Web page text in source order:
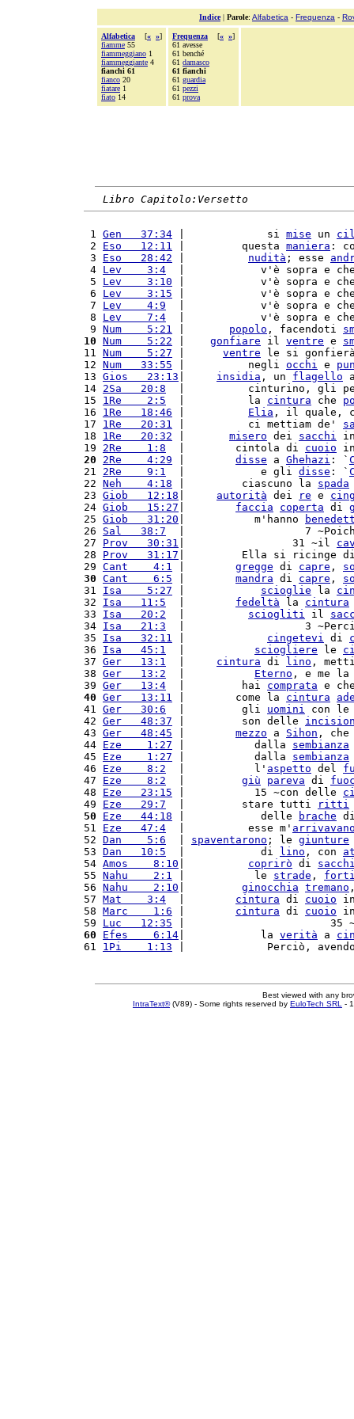
Indice| Parole: Alfabetica - Frequenza -
Alfabetica [« »]
fiamme 55
fiammeggiano 1
fiammeggiante 4
fianchi 61
fianco 20
fiatare 1
fiato 14
Frequenza [« »]
61 avesse
61 benché
61 damasco
61 fianchi
61 guardia
61 pezzi
61 prova
Libro Capitolo:Versetto
1 Gen   37:34 |             si mise un
2 Eso   12:11 |         questa maniera :
3 Eso   28:42 nudità ; esse
4 Lev    3:4
|            v'è sopra e
5 Lev    3:10 |            v'è sopra e
6 Lev    3:15 |            v'è sopra e
7 Lev    4:9
|            v'è sopra e
8 Lev    7:4
|            v'è sopra e
9 Num    5:21 popolo , facendoti
10 Num    5:22 gonfiare il ventre e
11 Num    5:27 ventre le si
12 Num   33:55 |          negli occhi e
13 Gios   23:13 insidia , un flagello
14 2Sa   20:8
|          cinturino, gli
15 1Re    2:5
  |          la
cintura che
16 1Re   18:46 Elia , il quale,
17 1Re   20:31 |          ci mettiam de'
18 1Re   20:32 misero dei sacchi
19 2Re    1:8
  |        cintola di
cuoio
20
2Re    4:29 disse a Ghehazi : `
21 2Re    9:1
  |            e gli
disse : `
22 Neh    4:18 |         ciascuno la spada
23 Giob   12:18 autorità dei re e
24 Giob   15:27 faccia coperta di
25 Giob   31:20 |           m'hanno
26 Sal   38:7
|                   7
27 Prov   30:31 |                 31 ~il
28 Prov   31:17 |         Ella si ricinge
29 Cant    4:1 gregge di capre ,
30 Cant    6:5 mandra di capre ,
31 Isa    5:27 scioglie la
32 Isa   11:5 fedeltà la cintura
33 Isa   20:2 sciogliti il
34 Isa   21:3
|                   3
35 Isa   32:11 cingetevi di
36 Isa   45:1 sciogliere le
37 Ger   13:1 cintura di lino ,
38 Ger   13:2 Eterno , e me
39 Ger   13:4
  |         hai
comprata e
40 Ger   13:11 |        come la cintura
41 Ger   30:6
  |         gli
uomini con
42 Ger   48:37 |         son delle
43 Ger   48:45 mezzo a Sihon ,
44 Eze    1:27 |           dalla sembianza
45 Eze    1:27 |           dalla sembianza
46 Eze    8:2
  |           l'
aspetto del
47 Eze    8:2 giù pareva di
48 Eze   23:15 |           15 ~con delle
49 Eze   29:7
  |         stare tutti
ritti
50
Eze   44:18 |            delle brache
51 Eze   47:4
  |          esse m'
52 Dan    5:6 spaventarono ; le giunture
53 Dan   10:5
  |            di
lino , con
54 Amos    8:10 coprirò di
55 Nahu    2:1 |           le strade ,
56 Nahu    2:10 ginocchia tremano
57 Mat    3:4 cintura di cuoio
58 Marc    1:6 cintura di cuoio
59 Luc   12:35 |                       35
60
Efes    6:14 |            la verità a
61 1Pi    1:13 |             Perciò,
Best viewed with any
IntraText®(V89) - Some rights reserved by EuloTech SRL -